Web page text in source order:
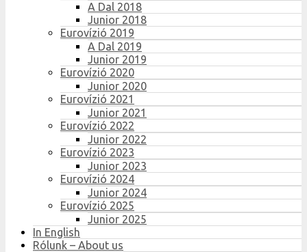
A Dal 2018
Junior 2018
Eurovízió 2019
A Dal 2019
Junior 2019
Eurovízió 2020
Junior 2020
Eurovízió 2021
Junior 2021
Eurovízió 2022
Junior 2022
Eurovízió 2023
Junior 2023
Eurovízió 2024
Junior 2024
Eurovízió 2025
Junior 2025
In English
Rólunk – About us